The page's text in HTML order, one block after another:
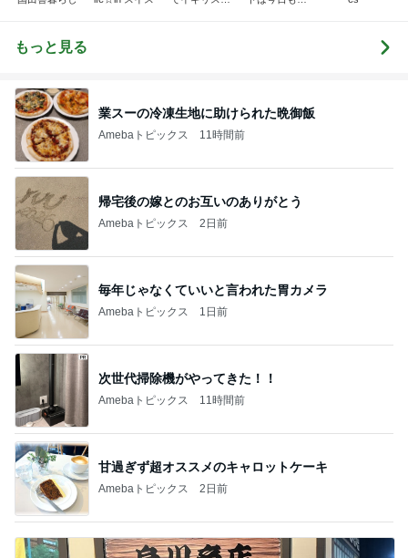
もっと見る
業スーの冷凍生地に助けられた晩御飯
Amebaトピックス 11時間前
帰宅後の嫁とのお互いのありがとう
Amebaトピックス 2日前
毎年じゃなくていいと言われた胃カメラ
Amebaトピックス 1日前
次世代掃除機がやってきた！！
Amebaトピックス 11時間前
甘過ぎず超オススメのキャロットケーキ
Amebaトピックス 2日前